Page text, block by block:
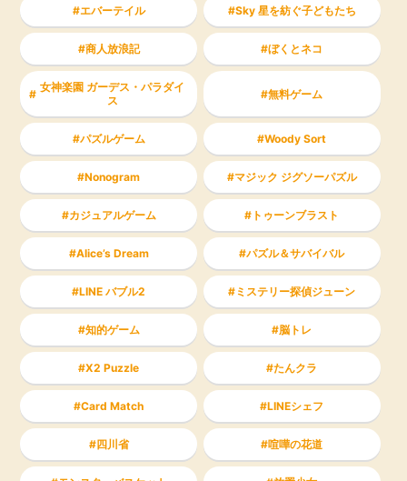
エバーテイル Sky 星を紡ぐ子どもたち
商人放浪記 ぼくとネコ
女神楽園 ガーデス・パラダイ
ス
無料ゲーム
パズルゲーム Woody Sort
Nonogram マジック ジグソーパズル
カジュアルゲーム トゥーンブラスト
Alice’s Dream パズル＆サバイバル
LINE バブル2 ミステリー探偵ジューン
知的ゲーム 脳トレ
X2 Puzzle たんクラ
Card Match LINEシェフ
四川省 喧嘩の花道